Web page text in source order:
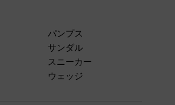
パンプス
サンダル
スニーカー
ウェッジ